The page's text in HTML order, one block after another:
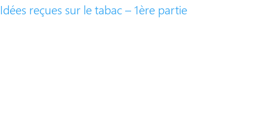
Idées reçues sur le tabac – 1ère partie